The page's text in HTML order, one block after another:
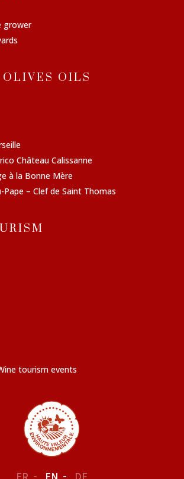
grower
OILS
Château Calissanne
à la Bonne Mère
Pape – Clef de Saint Thomas
tourism events
FR EN DE